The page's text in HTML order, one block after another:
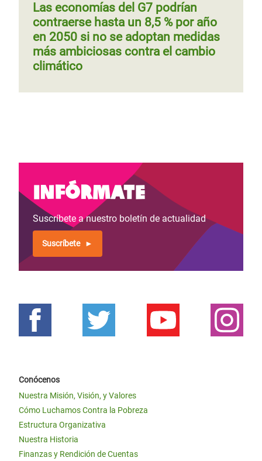
Las economías del G7 podrían
contraerse hasta un 8,5 % por año
en 2050 si no se adoptan medidas
más ambiciosas contra el cambio
climático
Infórmate
Suscríbete a nuestro boletín de actualidad
Suscríbete
Conócenos
Nuestra Misión, Visión, y Valores
Cómo Luchamos Contra la Pobreza
Estructura Organizativa
Nuestra Historia
Finanzas y Rendición de Cuentas